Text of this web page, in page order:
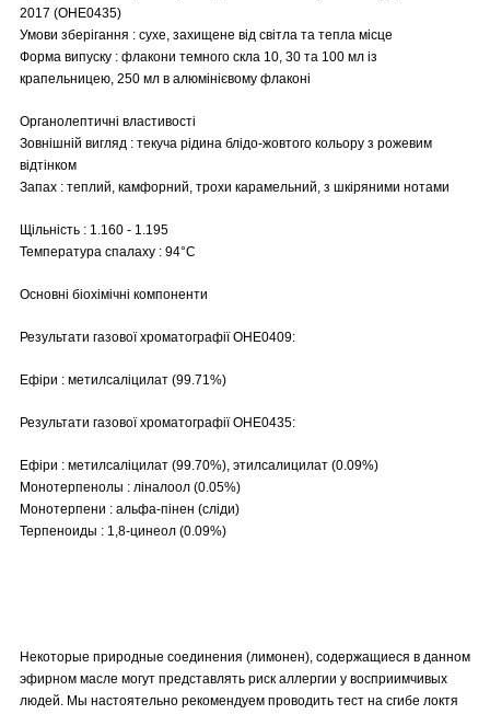
2017 (OHE0435)
Умови зберігання : сухе, захищене від світла та тепла місце
Форма випуску : флакони темного скла 10, 30 та 100 мл із
крапельницею, 250 мл в алюмінієвому флаконі
Органолептичні властивості
Зовнішній вигляд : текуча рідина блідо-жовтого кольору з рожевим
відтінком
Запах : теплий, камфорний, трохи карамельний, з шкіряними нотами
Щільність : 1.160 - 1.195
Температура спалаху : 94°C
Основні біохімічні компоненти
Результати газової хроматографії OHE0409:
Ефіри : метилсаліцилат (99.71%)
Результати газової хроматографії OHE0435:
Ефіри : метилсаліцилат (99.70%), этилсалицилат (0.09%)
Монотерпенолы : ліналоол (0.05%)
Монотерпени : альфа-пінен (сліди)
Терпеноиды : 1,8-цинеол (0.09%)
Некоторые природные соединения (лимонен), содержащиеся в данном
эфирном масле могут представлять риск аллергии у восприимчивых
людей. Мы настоятельно рекомендуем проводить тест на сгибе локтя